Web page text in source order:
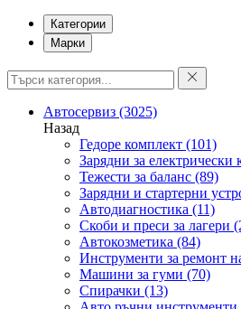
Категории
Марки
Автосервиз (3025)
Назад
Гедоре комплект (101)
Зарядни за електрически
Тежести за баланс (89)
Зарядни и стартерни
Автодиагностика (11)
Скоби и преси за лагери
Автокозметика (84)
Инструменти за ремонт
Машини за гуми (70)
Спирачки (13)